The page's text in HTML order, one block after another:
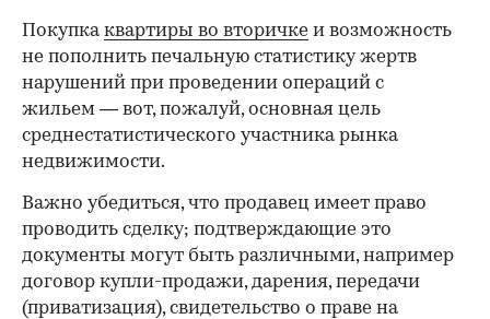
Покупкаквартиры во вторичке и возможность
не пополнить печальную статистику жертв
нарушений при проведении операций с
жильем — вот, пожалуй, основная цель
среднестатистического участника рынка
недвижимости.
Важно убедиться, что продавец имеет право
проводить сделку; подтверждающие это
документы могут быть различными, например
договор купли-продажи, дарения, передачи
(приватизация), свидетельство о праве на